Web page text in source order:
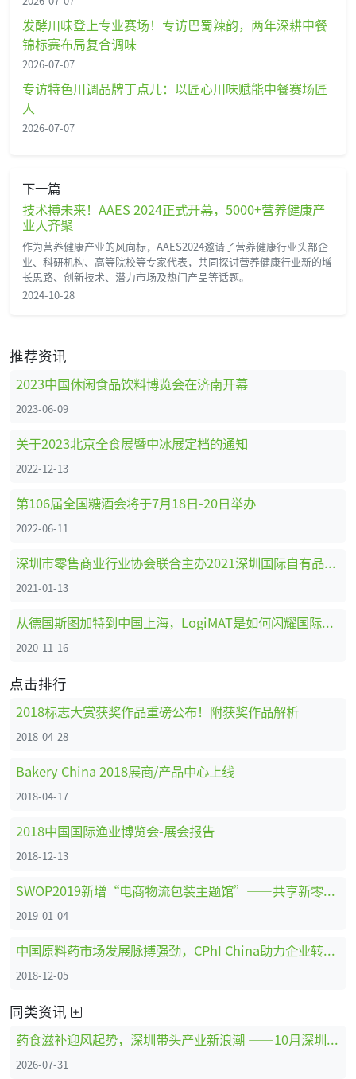
发酵川味登上专业赛场！专访巴蜀辣韵，两年深耕中餐
锦标赛布局复合调味
2026-07-07
专访特色川调品牌丁点儿：以匠心川味赋能中餐赛场匠
人
2026-07-07
下一篇
技术搏未来！AAES 2024正式开幕，5000+营养健康产
业人齐聚
作为营养健康产业的风向标，AAES2024邀请了营养健康行业头部企
业、科研机构、高等院校等专家代表，共同探讨营养健康行业新的增
长思路、创新技术、潜力市场及热门产品等话题。
2024-10-28
推荐资讯
2023中国休闲食品饮料博览会在济南开幕
2023-06-09
关于2023北京全食展暨中冰展定档的通知
2022-12-13
第106届全国糖酒会将于7月18日-20日举办
2022-06-11
深圳市零售商业行业协会联合主办2021深圳国际自有品牌展
2021-01-13
从德国斯图加特到中国上海，LogiMAT是如何闪耀国际舞台的
2020-11-16
点击排行
2018标志大赏获奖作品重磅公布！附获奖作品解析
2018-04-28
Bakery China 2018展商/产品中心上线
2018-04-17
2018中国国际渔业博览会-展会报告
2018-12-13
SWOP2019新增“电商物流包装主题馆”——共享新零售时代商机
2019-01-04
中国原料药市场发展脉搏强劲，CPhI China助力企业转型创新、全面升级 ！
2018-12-05
同类资讯
药食滋补迎风起势，深圳带头产业新浪潮 ——10月深圳HNC健康营养展药食滋补展区亮点抢先看
2026-07-31